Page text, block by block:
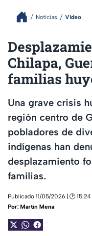
Noticias Video
Chilapa,
familias
Una grave crisis
región centro de
pobladores de
indígenas han
desplazamiento
familias.
Publicado 11/05/2026 | 🕑 15:24
Por: Martín Mena